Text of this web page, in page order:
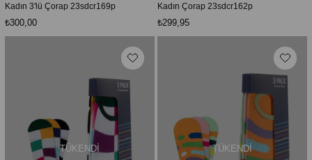
Kadın 3'lü Çorap 23sdcr169p
₺300,00
Kadın Çorap 23sdcr162p
₺299,95
TÜKENDI TÜKENDI